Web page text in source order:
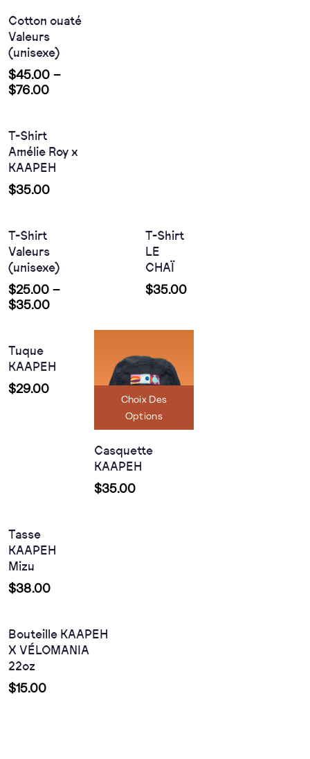
Cotton ouaté
Valeurs
(unisexe)
$45.00 –
$76.00
Choix Des
T-Shirt
Amélie Roy x
KAAPEH
$35.00
Choix
Des
T-Shirt
Valeurs
(unisexe)
$25.00 –
$35.00
T-Shirt
LE
CHAÏ
$35.00
Choix
Des
Tuque
KAAPEH
$29.00
Choix Des
Options
Casquette
KAAPEH
$35.00
Tasse
KAAPEH
Mizu
$38.00Choix Des
Bouteille KAAPEH
X VÉLOMANIA
22oz
$15.00